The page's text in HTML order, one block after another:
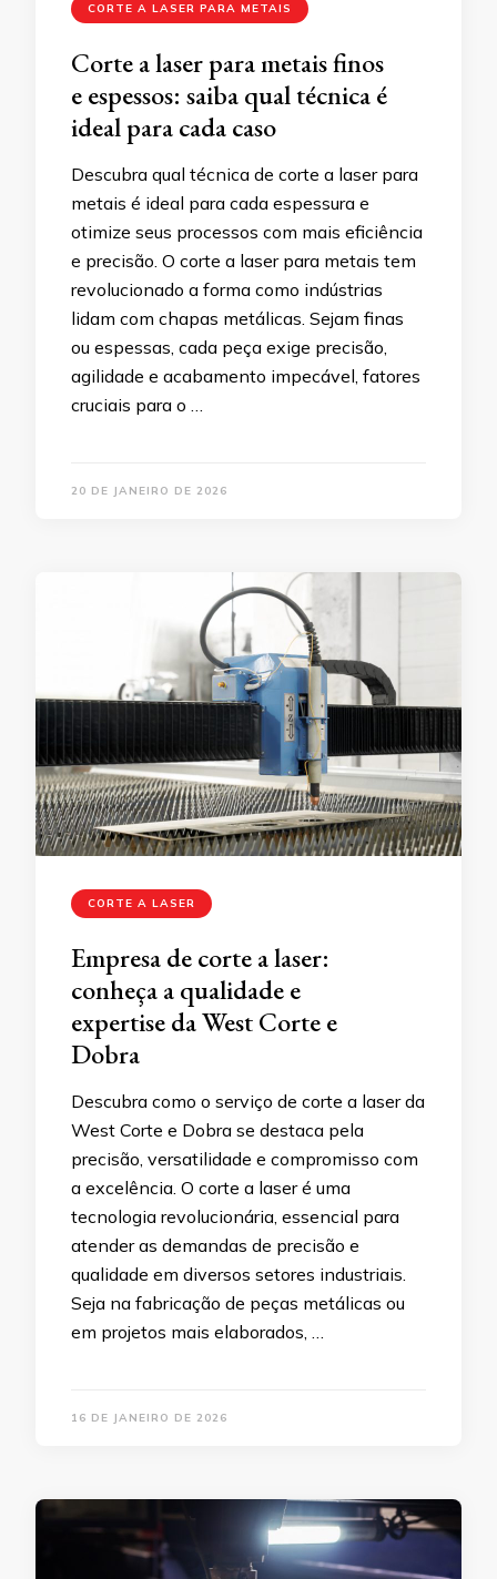
CORTE A LASER PARA METAIS
Corte a laser para metais finos
e espessos: saiba qual técnica é
ideal para cada caso
Descubra qual técnica de corte a laser para
metais é ideal para cada espessura e
otimize seus processos com mais eficiência
e precisão. O corte a laser para metais tem
revolucionado a forma como indústrias
lidam com chapas metálicas. Sejam finas
ou espessas, cada peça exige precisão,
agilidade e acabamento impecável, fatores
cruciais para o …
20 DE JANEIRO DE 2026
CORTE A LASER
Empresa de corte a laser:
conheça a qualidade e
expertise da West Corte e
Dobra
Descubra como o serviço de corte a laser da
West Corte e Dobra se destaca pela
precisão, versatilidade e compromisso com
a excelência. O corte a laser é uma
tecnologia revolucionária, essencial para
atender as demandas de precisão e
qualidade em diversos setores industriais.
Seja na fabricação de peças metálicas ou
em projetos mais elaborados, …
16 DE JANEIRO DE 2026